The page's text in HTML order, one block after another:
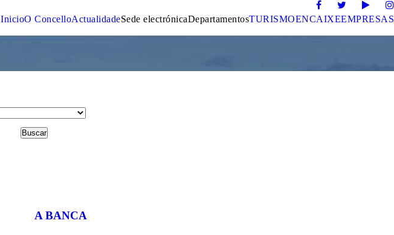
InicioO ConcelloActualidadeSede electrónicaDepartamentosTURISMOENCAIXEEMPRESAS
Buscar
A BANCA